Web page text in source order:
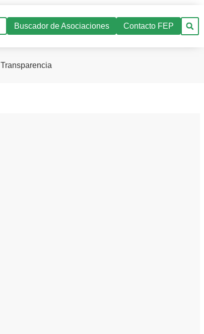
Buscador de Asociaciones Contacto FEP
Transparencia